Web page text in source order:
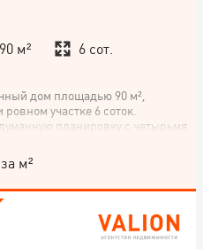
90 м²
6 сот.
дом площадью 90 м²,
участке 6 соток.
планировку с четырьмя
проживание с рабочей зоной. В
позволяющий сразу
дом под собственные
вложений. Все необходимые
исправно, что делает дом
Кирпичные стены
м²